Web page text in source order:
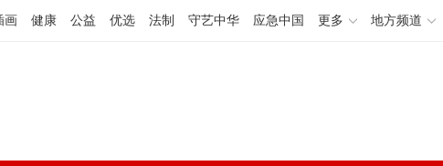
画 健康 公益 优选 法制 守艺中华 应急中国 更多 地方频道